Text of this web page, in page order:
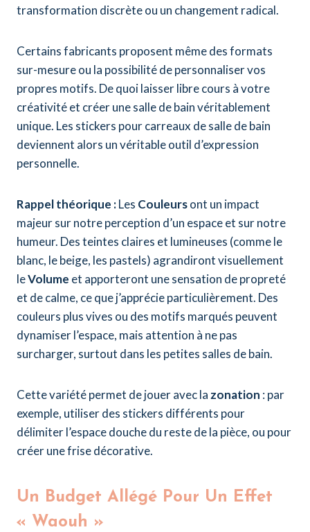
transformation discrète ou un changement radical.
Certains fabricants proposent même des formats
sur-mesure ou la possibilité de personnaliser vos
propres motifs. De quoi laisser libre cours à votre
créativité et créer une salle de bain véritablement
unique. Les stickers pour carreaux de salle de bain
deviennent alors un véritable outil d’expression
personnelle.
Rappel théorique :Les Couleursont un impact
majeur sur notre perception d’un espace et sur notre
humeur. Des teintes claires et lumineuses (comme le
blanc, le beige, les pastels) agrandiront visuellement
leVolume et apporteront une sensation de propreté
et de calme, ce que j’apprécie particulièrement. Des
couleurs plus vives ou des motifs marqués peuvent
dynamiser l’espace, mais attention à ne pas
surcharger, surtout dans les petites salles de bain.
Cette variété permet de jouer avec la zonation : par
exemple, utiliser des stickers différents pour
délimiter l’espace douche du reste de la pièce, ou pour
créer une frise décorative.
Un Budget Allégé Pour Un Effet
« Waouh »